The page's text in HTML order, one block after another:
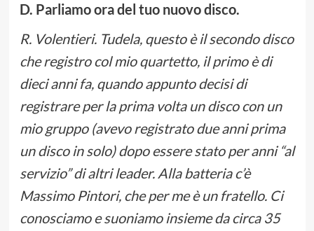
D. Parliamo ora del tuo nuovo disco.
R. Volentieri. Tudela, questo è il secondo disco
che registro col mio quartetto, il primo è di
dieci anni fa, quando appunto decisi di
registrare per la prima volta un disco con un
mio gruppo (avevo registrato due anni prima
un disco in solo) dopo essere stato per anni “al
servizio” di altri leader. Alla batteria c’è
Massimo Pintori, che per me è un fratello. Ci
conosciamo e suoniamo insieme da circa 35